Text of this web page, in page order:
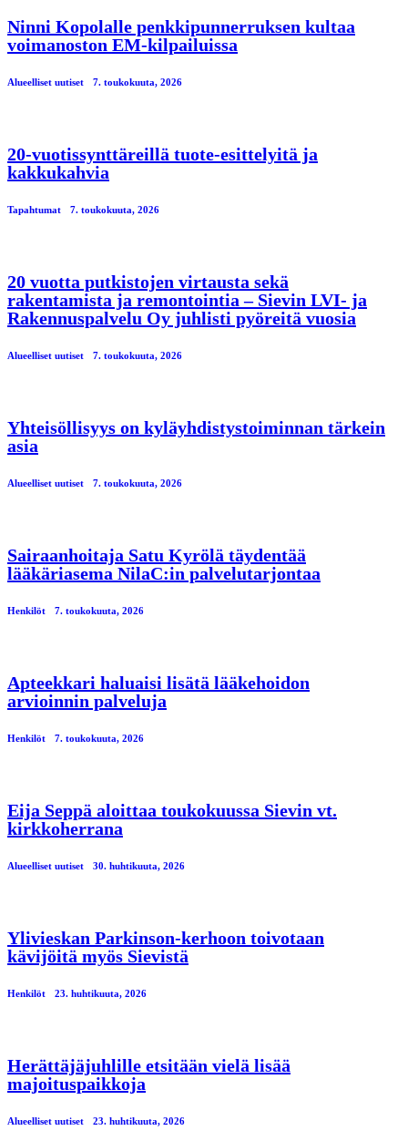
Ninni Kopolalle penkkipunnerruksen kultaa
voimanoston EM-kilpailuissa
Alueelliset uutiset 7. toukokuuta, 2026
20-vuotissynttäreillä tuote-esittelyitä ja
kakkukahvia
Tapahtumat 7. toukokuuta, 2026
20 vuotta putkistojen virtausta sekä
rakentamista ja remontointia – Sievin LVI- ja
Rakennuspalvelu Oy juhlisti pyöreitä vuosia
Alueelliset uutiset 7. toukokuuta, 2026
Yhteisöllisyys on kyläyhdistystoiminnan tärkein
asia
Alueelliset uutiset 7. toukokuuta, 2026
Sairaanhoitaja Satu Kyrölä täydentää
lääkäriasema NilaC:in palvelutarjontaa
Henkilöt 7. toukokuuta, 2026
Apteekkari haluaisi lisätä lääkehoidon
arvioinnin palveluja
Henkilöt 7. toukokuuta, 2026
Eija Seppä aloittaa toukokuussa Sievin vt.
kirkkoherrana
Alueelliset uutiset 30. huhtikuuta, 2026
Ylivieskan Parkinson-kerhoon toivotaan
kävijöitä myös Sievistä
Henkilöt 23. huhtikuuta, 2026
Herättäjäjuhlille etsitään vielä lisää
majoituspaikkoja
Alueelliset uutiset 23. huhtikuuta, 2026